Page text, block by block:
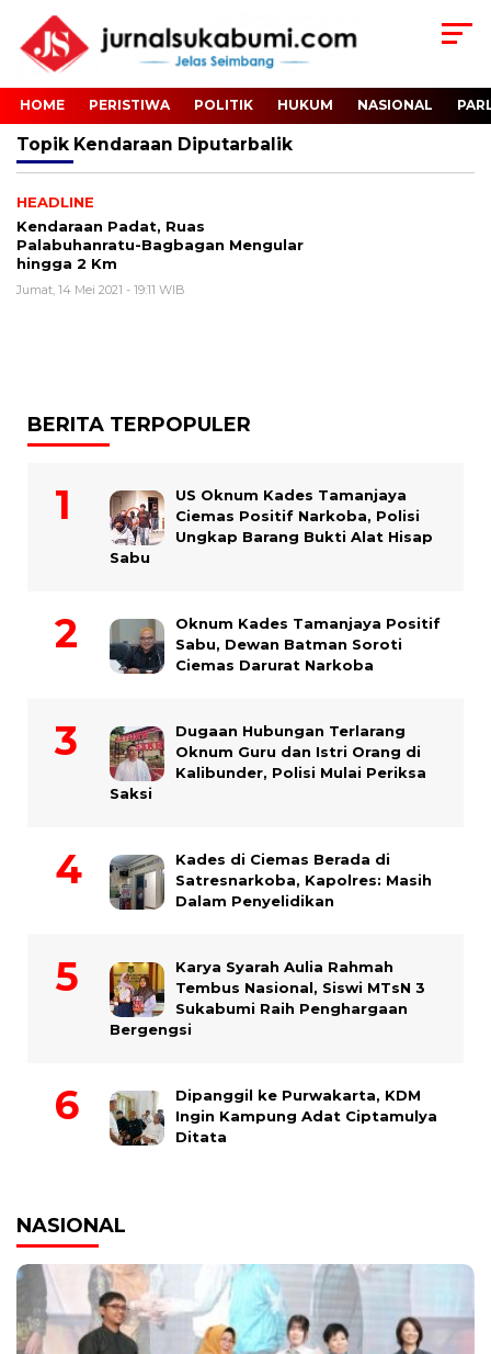
HOME PERISTIWA POLITIK HUKUM NASIONAL
Topik Kendaraan Diputarbalik
HEADLINE
Kendaraan Padat, Ruas
Palabuhanratu-Bagbagan Mengular
hingga 2 Km
Jumat, 14 Mei 2021 - 19:11 WIB
BERITA TERPOPULER
US Oknum Kades Tamanjaya
Ciemas Positif Narkoba, Polisi
Ungkap Barang Bukti Alat Hisap
Sabu
Oknum Kades Tamanjaya Positif
Sabu, Dewan Batman Soroti
Ciemas Darurat Narkoba
Dugaan Hubungan Terlarang
Oknum Guru dan Istri Orang di
Kalibunder, Polisi Mulai Periksa
Saksi
Kades di Ciemas Berada di
Satresnarkoba, Kapolres: Masih
Dalam Penyelidikan
Karya Syarah Aulia Rahmah
Tembus Nasional, Siswi MTsN 3
Sukabumi Raih Penghargaan
Bergengsi
Dipanggil ke Purwakarta, KDM
Ingin Kampung Adat Ciptamulya
Ditata
NASIONAL